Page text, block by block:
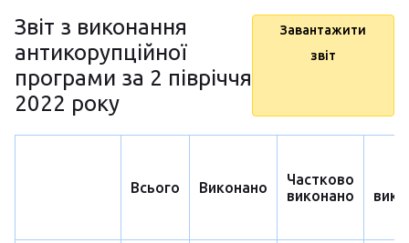
Звіт з виконання
антикорупційної
програми за 2 півріччя
2022 року
Завантажити
звіт
Всього Виконано
Частково
виконано